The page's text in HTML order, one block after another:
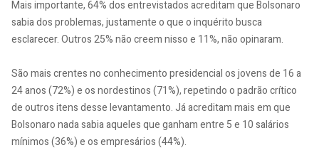
Mais importante, 64% dos entrevistados acreditam que Bolsonaro
sabia dos problemas, justamente o que o inquérito busca
esclarecer. Outros 25% não creem nisso e 11%, não opinaram.
São mais crentes no conhecimento presidencial os jovens de 16 a
24 anos (72%) e os nordestinos (71%), repetindo o padrão crítico
de outros itens desse levantamento. Já acreditam mais em que
Bolsonaro nada sabia aqueles que ganham entre 5 e 10 salários
mínimos (36%) e os empresários (44%).